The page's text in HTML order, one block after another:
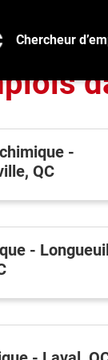
Chercheur
-
QC
-